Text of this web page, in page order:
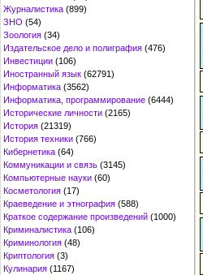
Журналистика (899)
ЗНО (54)
Зоология (34)
Издательское дело и полиграфия (476)
Инвестиции (106)
Иностранный язык (62791)
Информатика (3562)
Информатика, программирование (6444)
Исторические личности (2165)
История (21319)
История техники (766)
Кибернетика (64)
Коммуникации и связь (3145)
Компьютерные науки (60)
Косметология (17)
Краеведение и этнография (588)
Краткое содержание произведений (1000)
Криминалистика (106)
Криминология (48)
Криптология (3)
Кулинария (1167)